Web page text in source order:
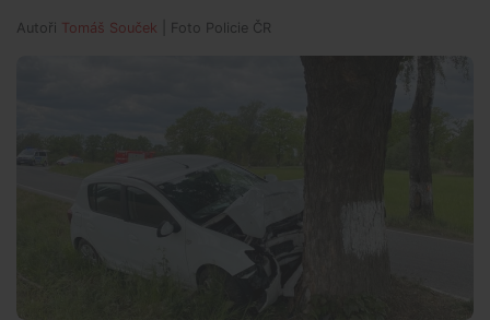
Autoři Tomáš Souček | Foto Policie ČR